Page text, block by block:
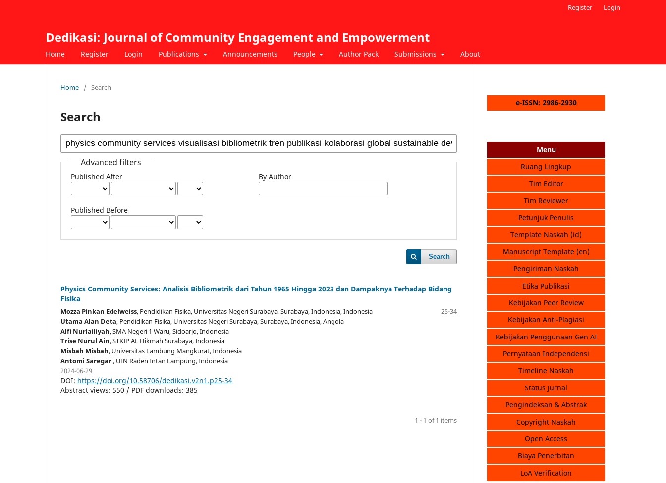
Dedikasi: Journal of Community Engagement and Empowerment
Home Register Login Publications Announcements People Author Pack Submissions About
Register Login
Home / Search
Search
Advanced filters
Published After
Published Before
By Author
Search
Physics Community Services: Analisis Bibliometrik dari Tahun 1965 Hingga 2023 dan Dampaknya Terhadap Bidang
Fisika
Mozza Pinkan Edelweiss, Pendidikan Fisika, Universitas Negeri Surabaya, Surabaya, Indonesia, Indonesia
Utama Alan Deta, Pendidikan Fisika, Universitas Negeri Surabaya, Surabaya, Indonesia, Angola
Alfi Nurlailiyah, SMA Negeri 1 Waru, Sidoarjo, Indonesia
Trise Nurul Ain, STKIP AL Hikmah Surabaya, Indonesia
Misbah Misbah, Universitas Lambung Mangkurat, Indonesia
Antomi Saregar, UIN Raden Intan Lampung, Indonesia
25-34
2024-06-29
DOI: https://doi.org/10.58706/dedikasi.v2n1.p25-34
Abstract views: 550 / PDF downloads: 385
1 - 1 of 1 items
e-ISSN: 2986-2930
Menu
Ruang Lingkup
Tim Editor
Tim Reviewer
Petunjuk Penulis
Template Naskah (id)
Manuscript Template (en)
Pengiriman Naskah
Etika Publikasi
Kebijakan Peer Review
Kebijakan Anti-Plagiasi
Kebijakan Penggunaan Gen AI
Pernyataan Independensi
Timeline Naskah
Status Jurnal
Pengindeksan & Abstrak
Copyright Naskah
Open Access
Biaya Penerbitan
LoA Verification